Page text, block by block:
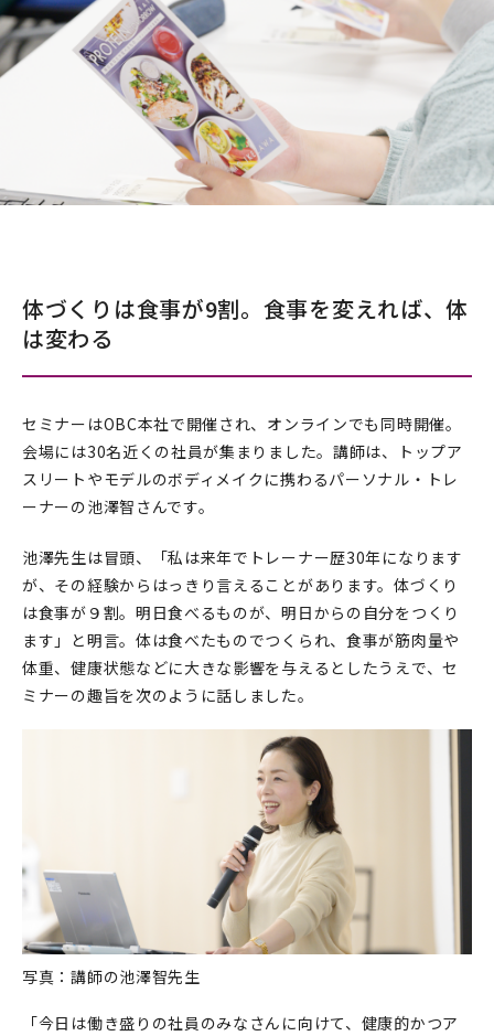
体づくりは食事が9割。食事を変えれば、体
は変わる
セミナーはOBC本社で開催され、オンラインでも同時開催。
会場には30名近くの社員が集まりました。講師は、トップア
スリートやモデルのボディメイクに携わるパーソナル・トレ
ーナーの池澤智さんです。
池澤先生は冒頭、「私は来年でトレーナー歴30年になります
が、その経験からはっきり言えることがあります。体づくり
は食事が９割。明日食べるものが、明日からの自分をつくり
ます」と明言。体は食べたものでつくられ、食事が筋肉量や
体重、健康状態などに大きな影響を与えるとしたうえで、セ
ミナーの趣旨を次のように話しました。
写真：講師の池澤智先生
「今日は働き盛りの社員のみなさんに向けて、健康的かつア